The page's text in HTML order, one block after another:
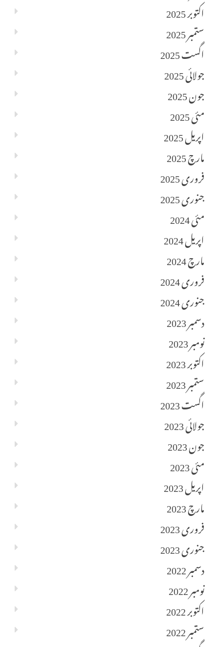
اکتوبر 2025
ستمبر 2025
اگست 2025
جولائی 2025
جون 2025
مئی 2025
اپریل 2025
مارچ 2025
فروری 2025
جنوری 2025
مئی 2024
اپریل 2024
مارچ 2024
فروری 2024
جنوری 2024
دسمبر 2023
نومبر 2023
اکتوبر 2023
ستمبر 2023
اگست 2023
جولائی 2023
جون 2023
مئی 2023
اپریل 2023
مارچ 2023
فروری 2023
جنوری 2023
دسمبر 2022
نومبر 2022
اکتوبر 2022
ستمبر 2022